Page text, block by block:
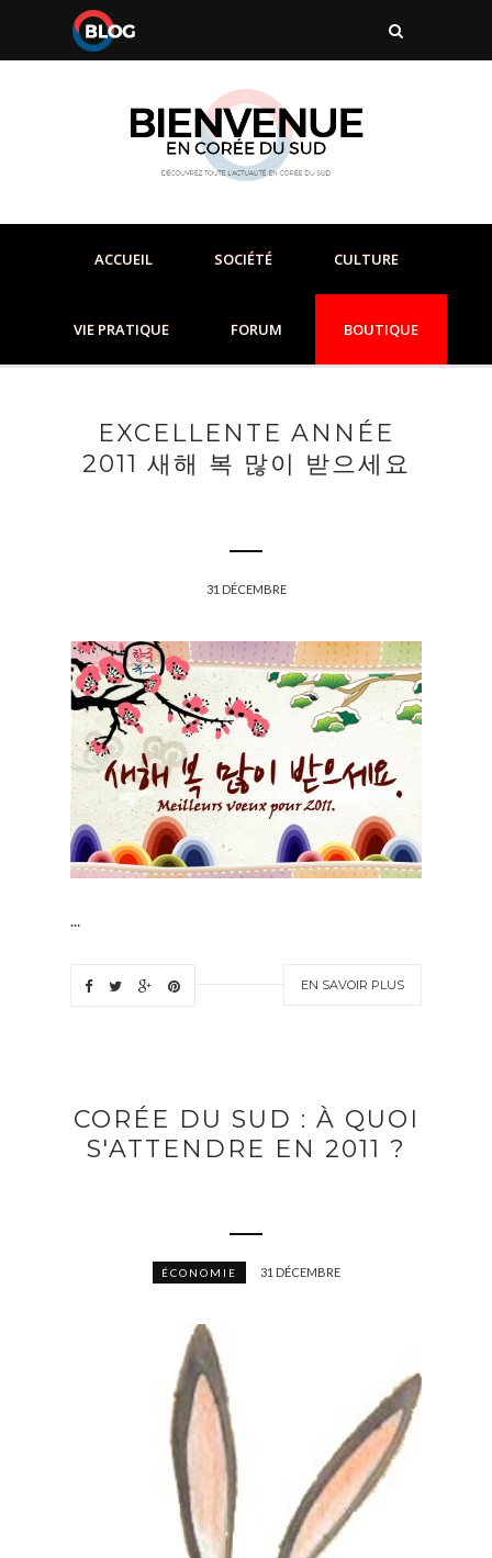
ACCUEIL SOCIÉTÉ CULTURE
VIE PRATIQUE FORUM BOUTIQUE
EXCELLENTE ANNÉE
2011 새해 복 많이 받으세요
31 DÉCEMBRE
...
EN SAVOIR PLUS
CORÉE DU SUD : À QUOI
S'ATTENDRE EN 2011 ?
ÉCONOMIE 31 DÉCEMBRE